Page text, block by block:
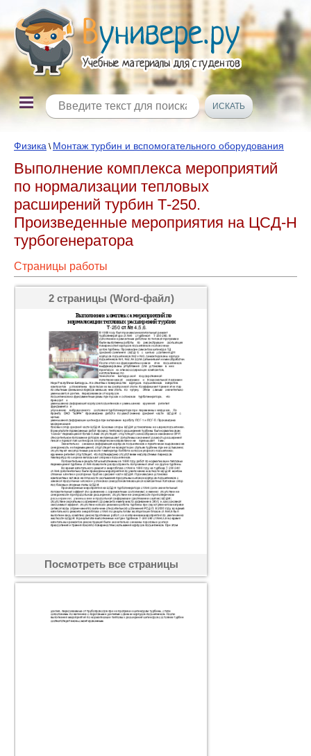
Физика \ Монтаж турбин и вспомогательного оборудования
Выполнение комплекса мероприятий
по нормализации тепловых
расширений турбин Т-250.
Произведенные мероприятия на ЦСД-Н
турбогенератора
Страницы работы
2 страницы (Word-файл)
Посмотреть все страницы